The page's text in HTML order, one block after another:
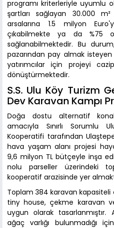
programı kriterleriyle uyumlu
şartları sağlayan 30.000
arsalarına 1.5 milyon
çıkabilmekte ya da %75
sağlanabilmektedir. Bu
pazarından pay almak isteyen
yatırımcılar için projeyi
dönüştürmektedir.
S.S. Ulu Köy Turizm
Dev Karavan Kampı
Doğa dostu alternatif
amacıyla Sınırlı Sorumlu
Kooperatifi tarafından
hava yaşam alanı projesi
9,6 milyon TL bütçeyle inşa
nolu parseller üzerindeki
kooperatif arazisinde yer
Toplam 384 karavan kapasiteli
tiny house, çekme karavan
uygun olarak
ağaç varlığı bulunmadığı